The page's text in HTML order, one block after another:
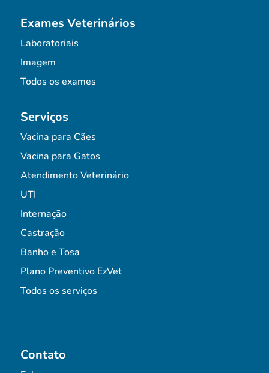
Exames Veterinários
Laboratoriais
Imagem
Todos os exames
Serviços
Vacina para Cães
Vacina para Gatos
Atendimento Veterinário
UTI
Internação
Castração
Banho e Tosa
Plano Preventivo EzVet
Todos os serviços
Contato